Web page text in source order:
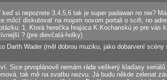
si nepozrete 3,4,5,6 tak je super padawan no nie?
môcť diskutovať na mojom novom portali o scifi, no
1. Ktorá herečka hrajúca K.Kochanskú je pre vás
? (pre dievčatá-holky)
Darth Wader (měl dobrou muziku, jako dobarvení
Sice prvoplánově nemám ráda veškerý klaďasy
tak mě na svatbu nezvu. Já budu někde zelenat